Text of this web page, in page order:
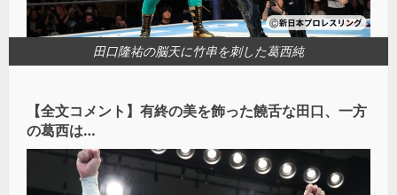
田口隆祐の脳天に竹串を刺した葛西純
【全文コメント】有終の美を飾った饒舌な田口、一方
の葛西は…